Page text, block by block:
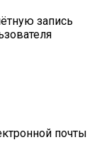
запись
почты